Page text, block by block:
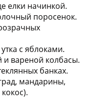
елки начинкой.
поросенок.
с яблоками.
и вареной колбасы.
банках.
мандарины,